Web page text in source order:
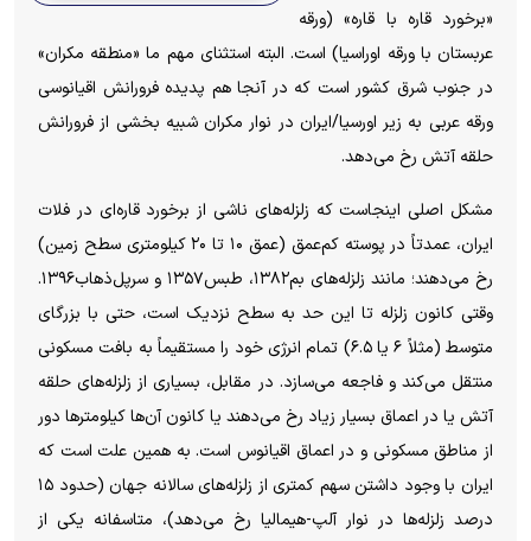
«برخورد قاره با قاره» (ورقه
عربستان با ورقه اوراسیا) است. البته استثنای مهم ما «منطقه مکران»
در جنوب شرق کشور است که در آنجا هم پدیده فرورانش اقیانوسی
ورقه عربی به زیر اورسیا/ایران در نوار مکران شبیه بخشی از فرورانش
حلقه آتش رخ می‌دهد.
مشکل اصلی اینجاست که زلزله‌های ناشی از برخورد قاره‌ای در فلات
ایران، عمدتاً در پوسته کم‌عمق (عمق ۱۰ تا ۲۰ کیلومتری سطح زمین)
رخ می‌دهند؛ مانند زلزله‌های بم۱۳۸۲، طبس۱۳۵۷ و سرپل‌ذهاب۱۳۹۶.
وقتی کانون زلزله تا این حد به سطح نزدیک است، حتی با بزرگای
متوسط (مثلاً ۶ یا ۶.۵) تمام انرژی خود را مستقیماً به بافت مسکونی
منتقل می‌کند و فاجعه می‌سازد. در مقابل، بسیاری از زلزله‌های حلقه
آتش یا در اعماق بسیار زیاد رخ می‌دهند یا کانون آن‌ها کیلومترها دور
از مناطق مسکونی و در اعماق اقیانوس است. به همین علت است که
ایران با وجود داشتن سهم کمتری از زلزله‌های سالانه جهان (حدود ۱۵
درصد زلزله‌ها در نوار آلپ-هیمالیا رخ می‌دهد)، متاسفانه یکی از